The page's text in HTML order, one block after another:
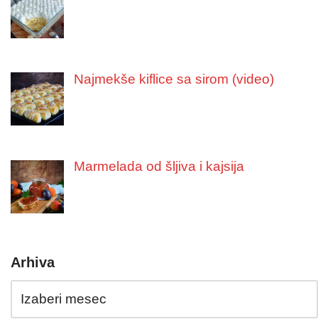
Najmekše kiflice sa sirom (video)
Marmelada od šljiva i kajsija
Arhiva